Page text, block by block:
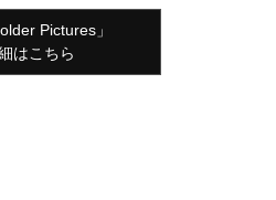
Pictures」
はこちら